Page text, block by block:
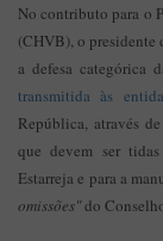
No contributo para o
(CHVB), o presidente
a defesa categórica
transmitida às
República, através
que devem ser
Estarreja e para a
omissões"do